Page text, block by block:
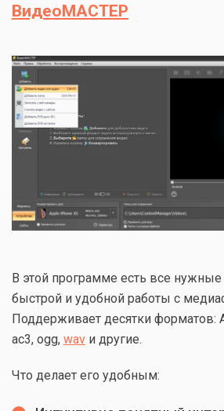
ВидеоМАСТЕР
В этой программе есть все
быстрой и удобной работы с
Поддерживает десятки форматов:
ac3, ogg, wav и другие.
Что делает его удобным: